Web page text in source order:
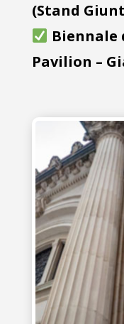
(Stand
Biennale
Pavilion –